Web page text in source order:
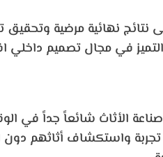
نهائية مرضية وتحقيق
في مجال تصميم داخلي
الأثاث شائعاً جداً في
تجربة واستكشاف أثاثهم دون